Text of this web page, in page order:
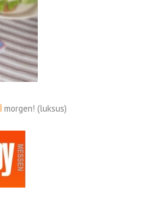
morgen! (luksus)